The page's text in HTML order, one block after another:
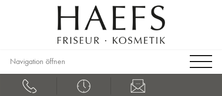
Navigation öffnen